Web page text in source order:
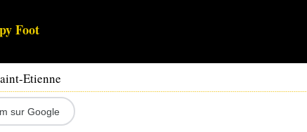
Foot
Etienne
sur Google